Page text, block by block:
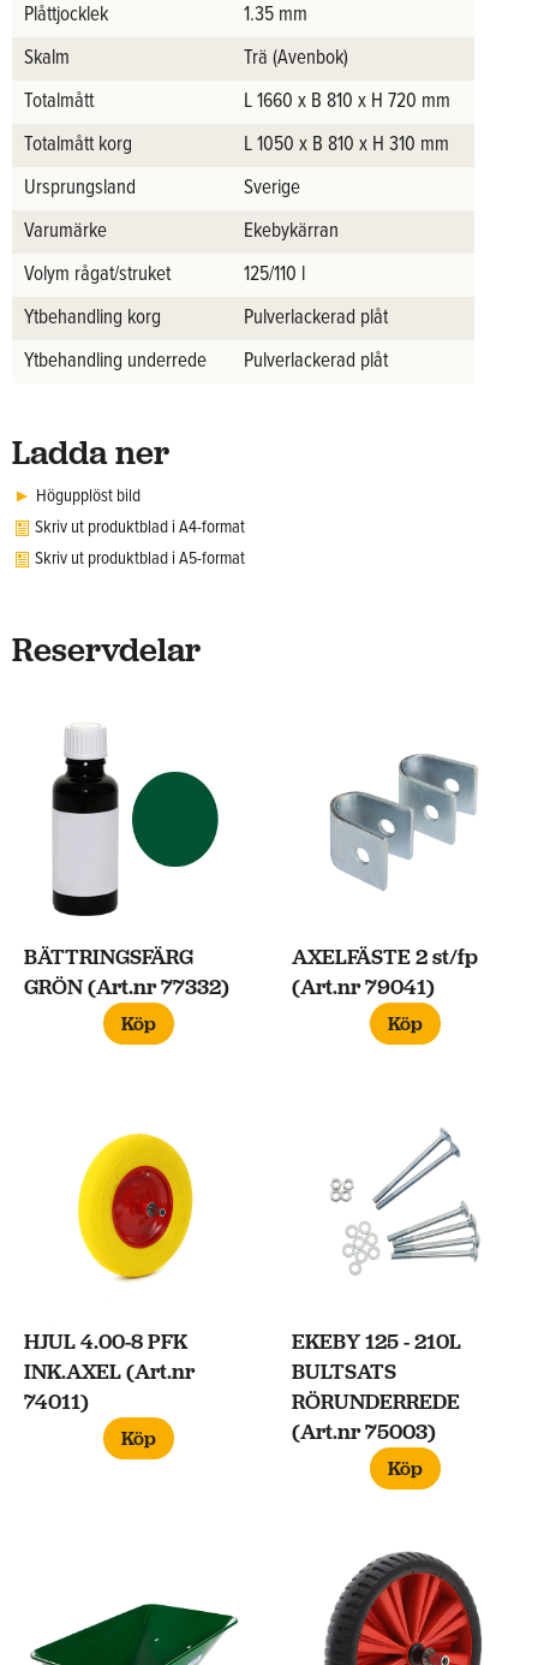
Plåttjocklek
1.35 mm
Skalm
Trä (Avenbok)
Totalmått
L 1660 x B 810 x H 720 mm
Totalmått korg
L 1050 x B 810 x H 310 mm
Ursprungsland
Sverige
Varumärke
Ekebykärran
Volym rågat/struket
125/110 l
Ytbehandling korg
Pulverlackerad plåt
Ytbehandling underrede
Pulverlackerad plåt
Ladda ner
Högupplöst bild
Skriv ut produktblad i A4-format
Skriv ut produktblad i A5-format
Reservdelar
AXELFÄSTE 2 st/fp
(Art.nr 79041)
Köp
BÄTTRINGSFÄRG
GRÖN (Art.nr 77332)
Köp
EKEBY 125 - 210L
BULTSATS
RÖRUNDERREDE
(Art.nr 75003)
Köp
HJUL 4.00-8 PFK
INK.AXEL (Art.nr
74011)
Köp